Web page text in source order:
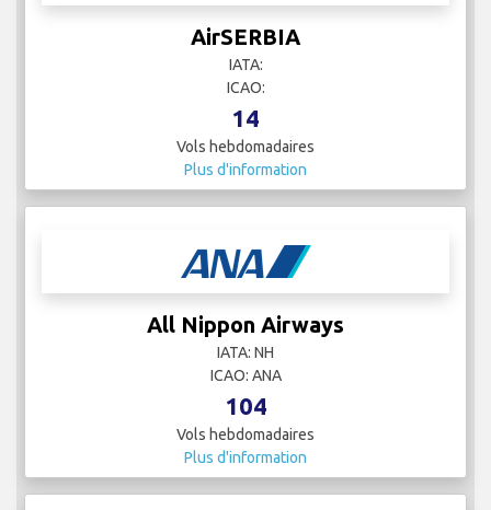
AirSERBIA
IATA:
ICAO:
14
Vols hebdomadaires
Plus d'information
All Nippon Airways
IATA: NH
ICAO: ANA
104
Vols hebdomadaires
Plus d'information